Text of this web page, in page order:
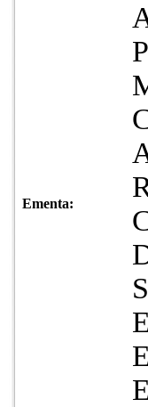
Ementa: